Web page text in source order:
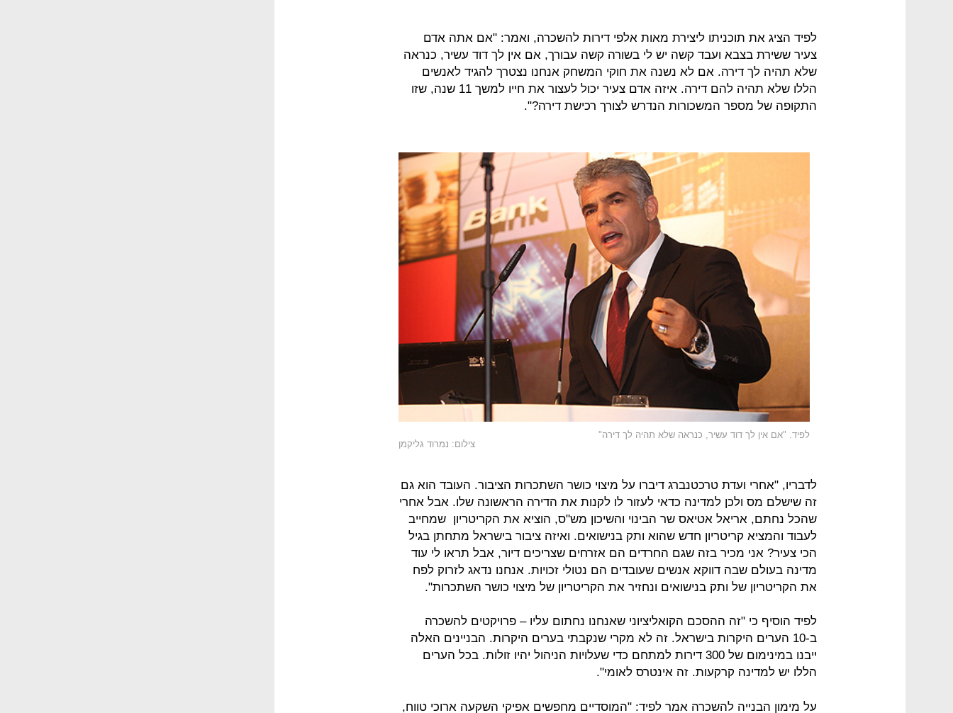
לפיד הציג את תוכניתו ליצירת מאות אלפי דירות להשכרה, ואמר: "אם אתה אדם
צעיר ששירת בצבא ועבד קשה יש לי בשורה קשה עבורך, אם אין לך דוד עשיר, כנראה
שלא תהיה לך דירה. אם לא נשנה את חוקי המשחק אנחנו נצטרך להגיד לאנשים
הללו שלא תהיה להם דירה. איזה אדם צעיר יכול לעצור את חייו למשך 11 שנה, שזו
התקופה של מספר המשכורות הנדרש לצורך רכישת דירה?".
לפיד. "אם אין לך דוד עשיר, כנראה שלא תהיה לך דירה"
צילום: נמרוד גליקמן
לדבריו, "אחרי ועדת טרכטנברג דיברו על מיצוי כושר השתכרות הציבור. העובד הוא גם
זה שישלם מס ולכן למדינה כדאי לעזור לו לקנות את הדירה הראשונה שלו. אבל אחרי
שהכל נחתם, אריאל אטיאס שר הבינוי והשיכון מש"ס, הוציא את הקריטריון שמחייב
לעבוד והמציא קריטריון חדש שהוא ותק בנישואים. ואיזה ציבור בישראל מתחתן בגיל
הכי צעיר? אני מכיר בזה שגם החרדים הם אזרחים שצריכים דיור, אבל תראו לי עוד
מדינה בעולם שבה דווקא אנשים שעובדים הם נטולי זכויות. אנחנו נדאג לזרוק לפח
את הקריטריון של ותק בנישואים ונחזיר את הקריטריון של מיצוי כושר השתכרות".
לפיד הוסיף כי "זה ההסכם הקואליציוני שאנחנו נחתום עליו – פרויקטים להשכרה
ב-10 הערים היקרות בישראל. זה לא מקרי שנקבתי בערים היקרות. הבניינים האלה
ייבנו במינימום של 300 דירות למתחם כדי שעלויות הניהול יהיו זולות. בכל הערים
הללו יש למדינה קרקעות. זה אינטרס לאומי".
על מימון הבנייה להשכרה אמר לפיד: "המוסדיים מחפשים אפיקי השקעה ארוכי טווח,